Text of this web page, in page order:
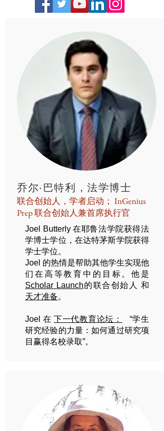
乔尔·巴特利，法学博士
联合创始人，学者启动； InGenius
Prep 联合创始人兼首席执行官
Joel Butterly 在耶鲁法学院获得法
学博士学位，在达特茅斯学院获得
学士学位。
Joel 的热情是帮助其他学生实现他
们在高等教育中的目标。他是
Scholar Launch的联合创始人
和
天才准备。
Joel 在 下一代教育论坛：
“学生
研究经验的力量：如何通过研究项
目赢得名校录取”。